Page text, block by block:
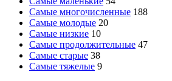
Самые многочисленные 188
Самые молодые 20
Самые низкие 10
Самые продолжительные 47
Самые старые 38
Самые тяжелые 9